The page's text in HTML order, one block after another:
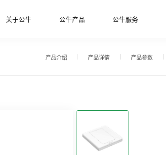
关于公牛 公牛产品 公牛服务
产品介绍 产品详情 产品参数